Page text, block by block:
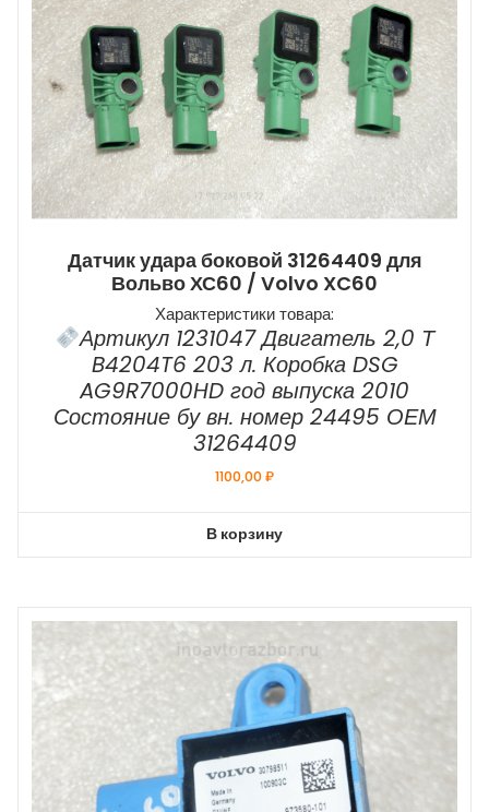
Датчик удара боковой 31264409 для
Вольво ХС60 / Volvo XC60
Характеристики товара:
Артикул 1231047 Двигатель 2,0 Т
B4204T6 203 л. Коробка DSG
AG9R7000HD год выпуска 2010
Состояние бу вн. номер 24495 ОЕМ
31264409
1100,00₽
В корзину